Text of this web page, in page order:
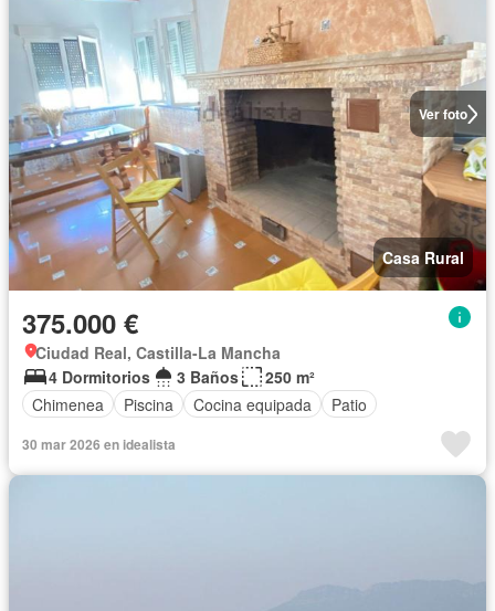
Ver foto
Casa Rural
375.000 €
Ciudad Real, Castilla-La Mancha
4 Dormitorios
3 Baños
250 m²
Chimenea
Piscina Cocina equipada Patio
30 mar 2026 en idealista